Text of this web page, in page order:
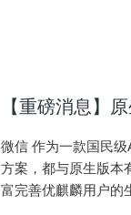
【重磅消息】
微信 作为一款国民
方案，都与原生版本
富完善优麒麟用户的